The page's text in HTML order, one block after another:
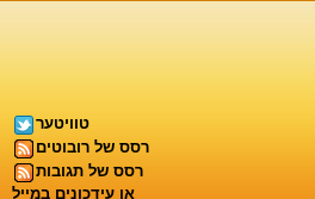
טוויטער
רסס של רובוטים
רסס של תגובות
או עידכונים במייל